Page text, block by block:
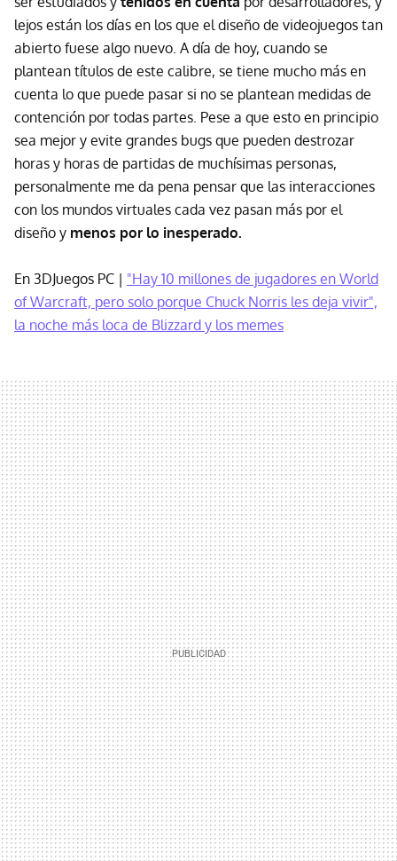
lejos están los días en los que el diseño de videojuegos tan
abierto fuese algo nuevo. A día de hoy, cuando se
plantean títulos de este calibre, se tiene mucho más en
cuenta lo que puede pasar si no se plantean medidas de
contención por todas partes. Pese a que esto en principio
sea mejor y evite grandes bugs que pueden destrozar
horas y horas de partidas de muchísimas personas,
personalmente me da pena pensar que las interacciones
con los mundos virtuales cada vez pasan más por el
diseño y menos por lo inesperado.
En 3DJuegos PC | "Hay 10 millones de jugadores en World
of Warcraft, pero solo porque Chuck Norris les deja vivir",
la noche más loca de Blizzard y los memes